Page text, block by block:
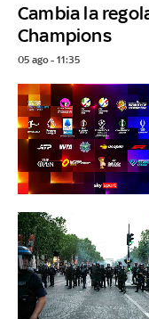
Cambia la
Champions
05 ago - 11:35